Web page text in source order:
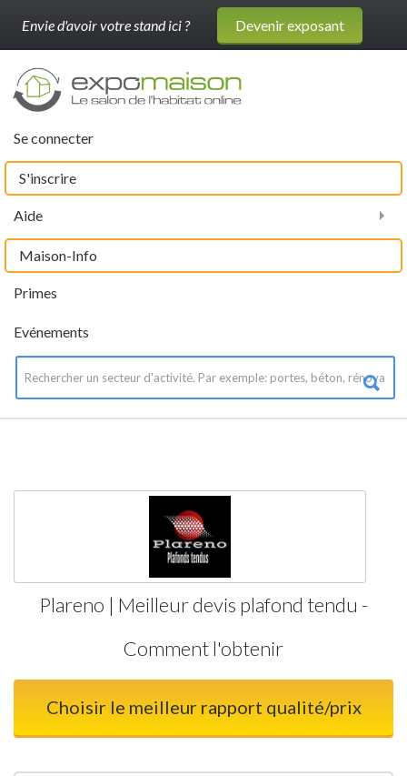
Envie d'avoir votre stand ici ? Devenir exposant
Se connecter
S'inscrire
Aide
Evénements
Primes
Maison-Info
Plareno | Meilleur devis plafond tendu -
Comment l'obtenir
Choisir le meilleur rapport qualité/prix